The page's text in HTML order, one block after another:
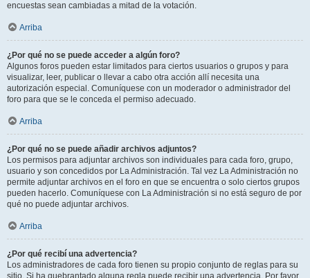
encuestas sean cambiadas a mitad de la votación.
Arriba
¿Por qué no se puede acceder a algún foro?
Algunos foros pueden estar limitados para ciertos usuarios o grupos y para
visualizar, leer, publicar o llevar a cabo otra acción allí necesita una
autorización especial. Comuníquese con un moderador o administrador del
foro para que se le conceda el permiso adecuado.
Arriba
¿Por qué no se puede añadir archivos adjuntos?
Los permisos para adjuntar archivos son individuales para cada foro, grupo,
usuario y son concedidos por La Administración. Tal vez La Administración no
permite adjuntar archivos en el foro en que se encuentra o solo ciertos grupos
pueden hacerlo. Comuníquese con La Administración si no está seguro de por
qué no puede adjuntar archivos.
Arriba
¿Por qué recibí una advertencia?
Los administradores de cada foro tienen su propio conjunto de reglas para su
sitio. Si ha quebrantado alguna regla puede recibir una advertencia. Por favor